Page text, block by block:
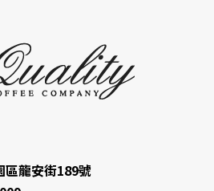
區龍安街189號